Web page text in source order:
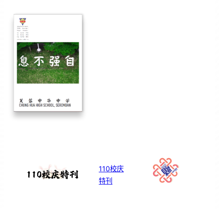
110校庆
特刊